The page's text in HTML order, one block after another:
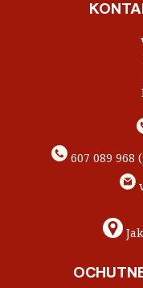
607 089 968